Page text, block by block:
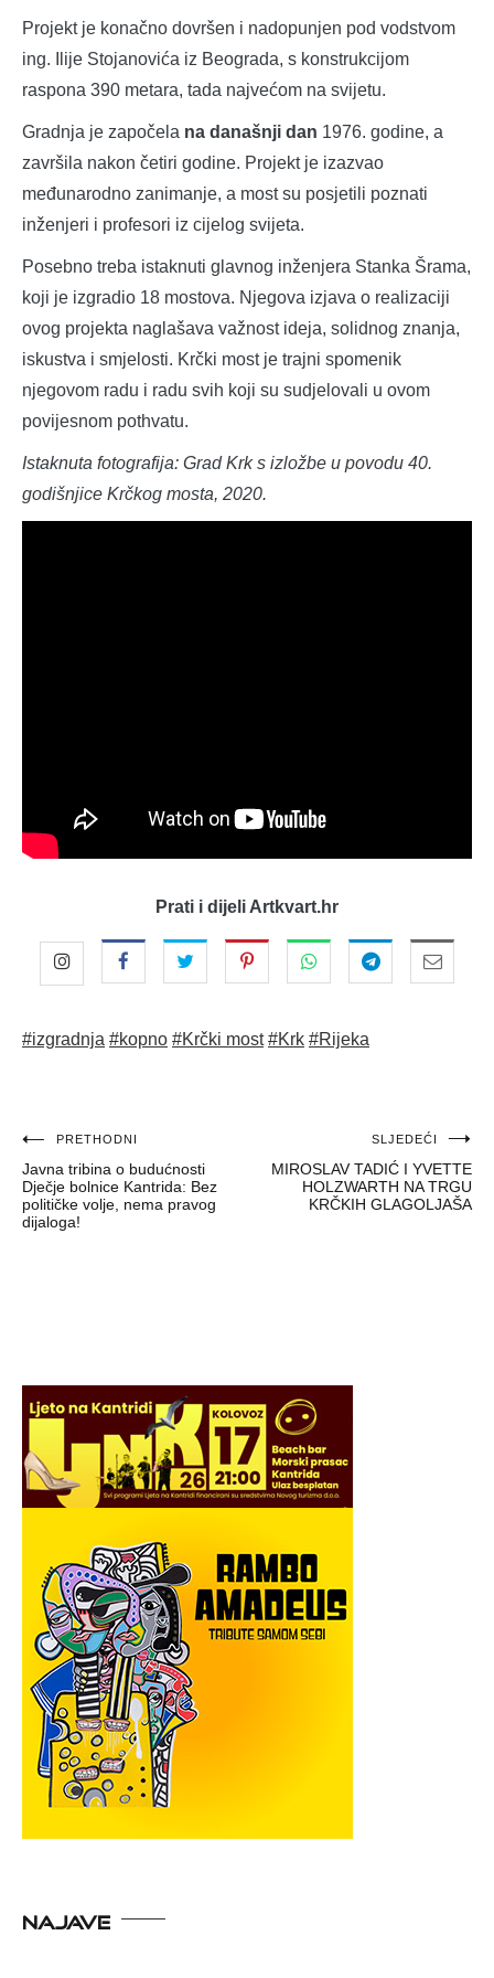
Projekt je konačno dovršen i nadopunjen pod vodstvom
ing. Ilije Stojanovića iz Beograda, s konstrukcijom
raspona 390 metara, tada najvećom na svijetu.
Gradnja je započela na današnji dan 1976. godine, a
završila nakon četiri godine. Projekt je izazvao
međunarodno zanimanje, a most su posjetili poznati
inženjeri i profesori iz cijelog svijeta.
Posebno treba istaknuti glavnog inženjera Stanka Šrama,
koji je izgradio 18 mostova. Njegova izjava o realizaciji
ovog projekta naglašava važnost ideja, solidnog znanja,
iskustva i smjelosti. Krčki most je trajni spomenik
njegovom radu i radu svih koji su sudjelovali u ovom
povijesnom pothvatu.
Istaknuta fotografija: Grad Krk s izložbe u povodu 40.
godišnjice Krčkog mosta, 2020.
Prati i dijeli Artkvart.hr
#izgradnja #kopno #Krčki most #Krk #Rijeka
Navigacija
objava
PRETHODNI
Javna tribina o budućnosti
Dječje bolnice Kantrida: Bez
političke volje, nema pravog
dijaloga!
SLJEDEĆI
MIROSLAV TADIĆ I YVETTE
HOLZWARTH NA TRGU
KRČKIH GLAGOLJAŠA
NAJAVE